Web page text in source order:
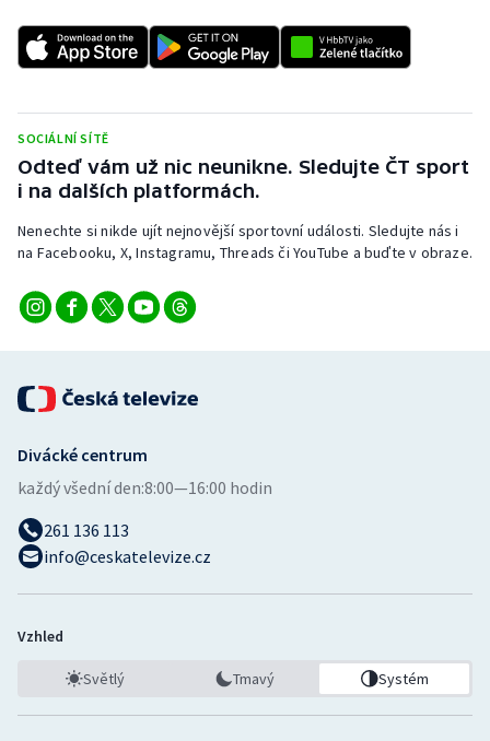
SOCIÁLNÍ SÍTĚ
Odteď vám už nic neunikne. Sledujte ČT sport
i na dalších platformách.
Nenechte si nikde ujít nejnovější sportovní události. Sledujte nás i
na Facebooku, X, Instagramu, Threads či YouTube a buďte v obraze.
Divácké centrum
každý všední den:8:00—16:00 hodin
261 136 113
info@ceskatelevize.cz
Vzhled
Světlý Tmavý Systém